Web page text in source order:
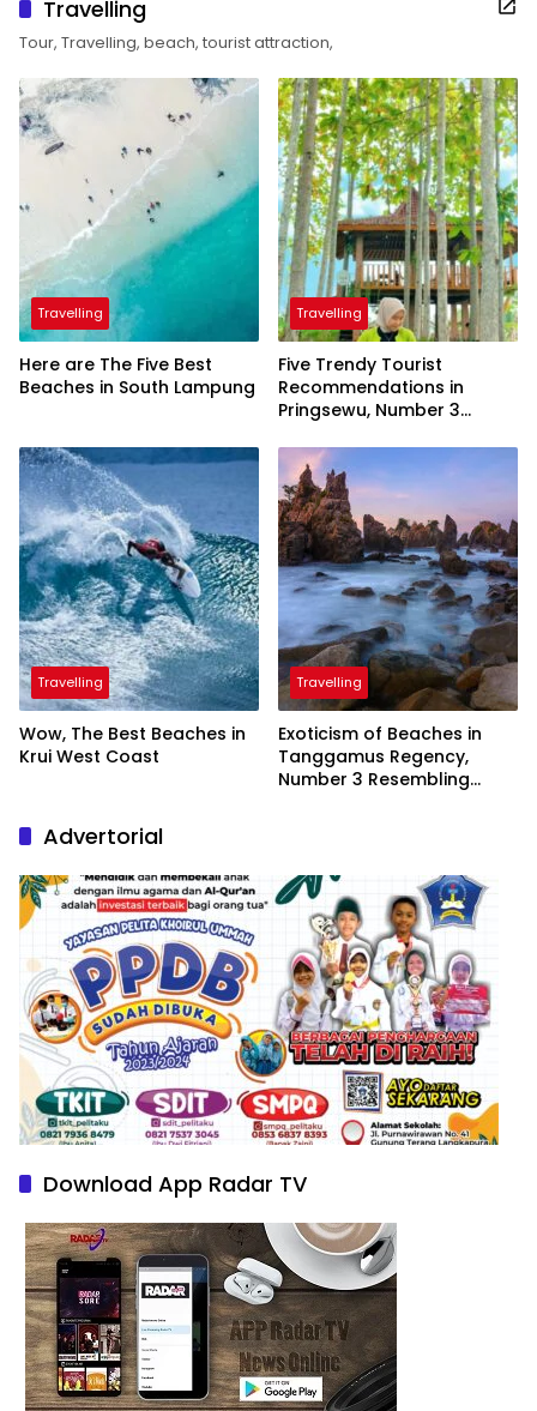
Travelling
Tour, Travelling, beach, tourist attraction,
Travelling
Here are The Five Best
Beaches in South Lampung
Travelling
Five Trendy Tourist
Recommendations in
Pringsewu, Number 3
President
Travelling
Wow, The Best Beaches in
Krui West Coast
Travelling
Exoticism of Beaches in
Tanggamus Regency,
Number 3 Resembling
Advertorial
Download App Radar TV